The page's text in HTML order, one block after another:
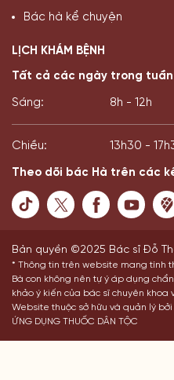
Bác hà kể chuyện
LỊCH KHÁM BỆNH
Tất cả các ngày trong tuần
Sáng: 8h - 12h
Chiều: 13h30 -
Theo dõi bác Hà trên các
Bản quyền ©2025 Bác sĩ Đỗ
* Thông tin trên website mang tính
Bà con không nên tự ý áp dụng
khảo ý kiến của bác sĩ chuyên khoa
Website thuộc sở hữu và quản lý bởi
ỨNG DỤNG THUỐC DÂN TỘC